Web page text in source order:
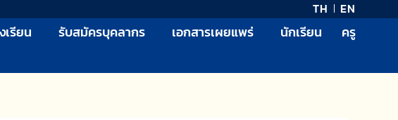
TH EN
เรียน รับสมัครบุคลากร เอกสารเผยแพร่ นักเรียน ครู